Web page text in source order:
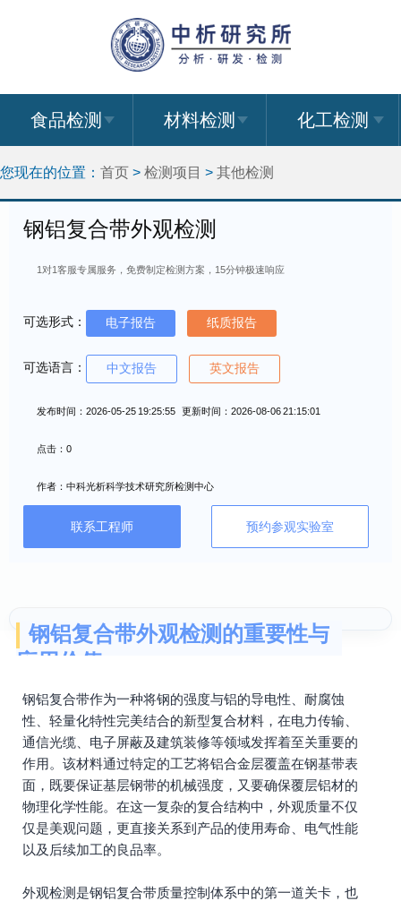
食品检测 材料检测 化工检测
您现在的位置： 首页 > 检测项目 > 其他检测
钢铝复合带外观检测
1对1客服专属服务，免费制定检测方案，15分钟极速响应
可选形式： 电子报告 纸质报告
可选语言： 中文报告 英文报告
发布时间：2026-05-25 19:25:55 更新时间：2026-08-06 21:15:01
点击：0
作者：中科光析科学技术研究所检测中心
联系工程师 预约参观实验室
钢铝复合带外观检测的重要性与
应用价值
钢铝复合带作为一种将钢的强度与铝的导电性、耐腐蚀
性、轻量化特性完美结合的新型复合材料，在电力传输、
通信光缆、电子屏蔽及建筑装修等领域发挥着至关重要的
作用。该材料通过特定的工艺将铝合金层覆盖在钢基带表
面，既要保证基层钢带的机械强度，又要确保覆层铝材的
物理化学性能。在这一复杂的复合结构中，外观质量不仅
仅是美观问题，更直接关系到产品的使用寿命、电气性能
以及后续加工的良品率。
外观检测是钢铝复合带质量控制体系中的第一道关卡，也